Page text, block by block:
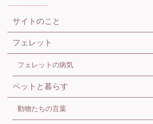
サイトのこと
フェレット
フェレットの病気
ペットと暮らす
動物たちの言葉